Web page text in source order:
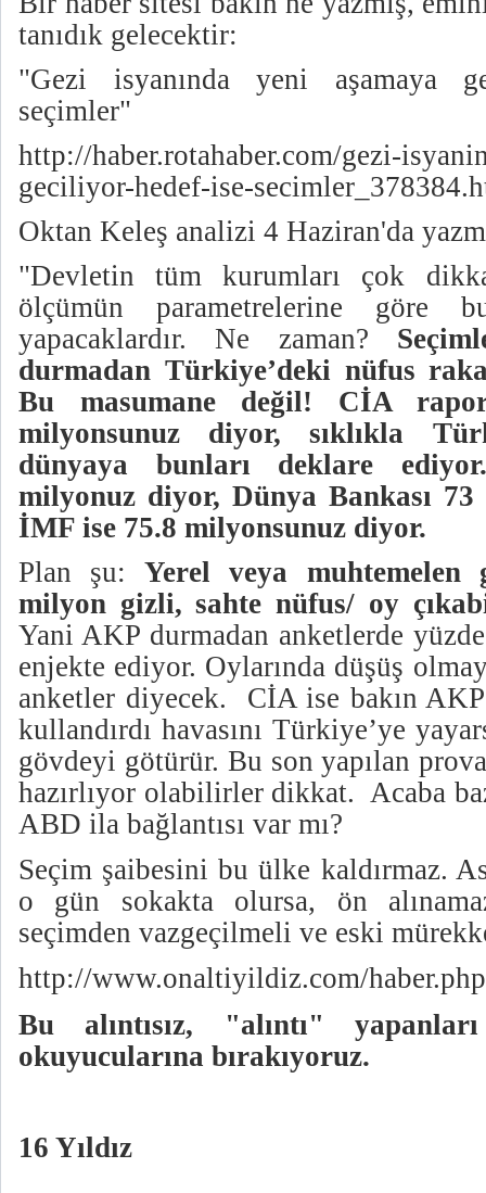
tanıdık gelecektir:
"Gezi isyanında yeni aşamaya
seçimler"
http://haber.rotahaber.com/gezi-
geciliyor-hedef-ise-
Oktan Keleş analizi 4 Haziran'da
"Devletin tüm kurumları çok
ölçümün parametrelerine göre
yapacaklardır. Ne zaman?
durmadan Türkiye’deki nüfus
Bu masumane değil! CİA
milyonsunuz diyor, sıklıkla
dünyaya bunları deklare
milyonuz diyor, Dünya Bankası
İMF ise 75.8 milyonsunuz diyor.
Plan şu:Yerel veya muhtemelen
milyon gizli, sahte nüfus/ oy
Yani AKP durmadan anketlerde
enjekte ediyor. Oylarında düşüş
anketler diyecek.
CİA ise bakın
kullandırdı havasını Türkiye’ye
gövdeyi götürür. Bu son yapılan
hazırlıyor olabilirler dikkat. Acaba
ABD ila bağlantısı var mı?
Seçim şaibesini bu ülke kaldırmaz.
o gün sokakta olursa, ön
seçimden vazgeçilmeli ve eski
http://www.onaltiyildiz.com/
Bu alıntısız, "alıntı"
okuyucularına bırakıyoruz.
16 Yıldız